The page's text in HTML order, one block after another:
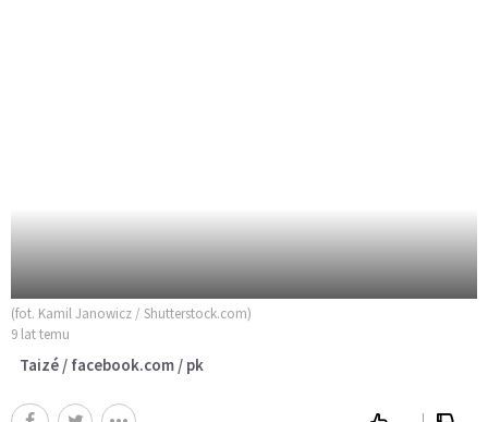
(fot. Kamil Janowicz / Shutterstock.com)
9 lat temu
Taizé / facebook.com / pk